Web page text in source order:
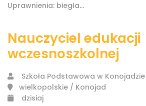
Uprawnienia: biegła...
Nauczyciel edukacji
wczesnoszkolnej
Szkoła Podstawowa w Konojadzie
wielkopolskie / Konojad
dzisiaj